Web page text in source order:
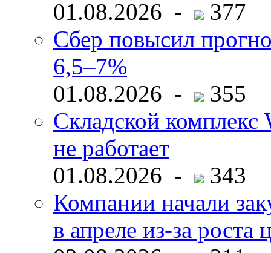
01.08.2026 -
377
Сбер повысил
6,5–7%
01.08.2026 -
355
Складской комплекс
не работает
01.08.2026 -
343
Компании начали
в апреле из-за роста